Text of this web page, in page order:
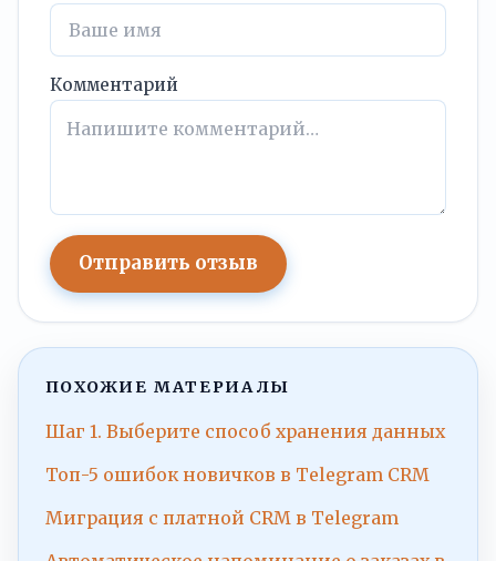
Комментарий
Отправить отзыв
ПОХОЖИЕ МАТЕРИАЛЫ
Шаг 1. Выберите способ хранения данных
Топ-5 ошибок новичков в Telegram CRM
Миграция с платной CRM в Telegram